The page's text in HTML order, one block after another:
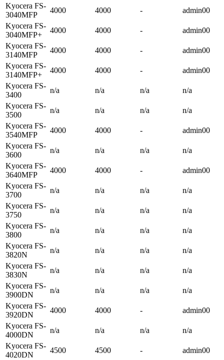
Kyocera FS-
3040MFP
4000 4000 -
admin00
Kyocera FS-
3040MFP+
4000 4000 -
admin00
Kyocera FS-
3140MFP
4000 4000 -
admin00
Kyocera FS-
3140MFP+
4000 4000 -
admin00
Kyocera FS-
3400
n/a n/a n/a
n/a
Kyocera FS-
3500
n/a n/a n/a
n/a
Kyocera FS-
3540MFP
4000 4000 -
admin00
Kyocera FS-
3600
n/a n/a n/a
n/a
Kyocera FS-
3640MFP
4000 4000 -
admin00
Kyocera FS-
3700
n/a n/a n/a
n/a
Kyocera FS-
3750
n/a n/a n/a
n/a
Kyocera FS-
3800
n/a n/a n/a
n/a
Kyocera FS-
3820N
n/a n/a n/a
n/a
Kyocera FS-
3830N
n/a n/a n/a
n/a
Kyocera FS-
3900DN
n/a n/a n/a
n/a
Kyocera FS-
3920DN
4000 4000 -
admin00
Kyocera FS-
4000DN
n/a n/a n/a
n/a
Kyocera FS-
4020DN
4500 4500 -
admin00